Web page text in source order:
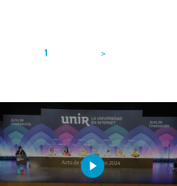
1 >